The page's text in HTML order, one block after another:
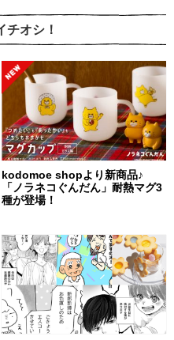
チオシ！
kodomoe shopより新商品♪
「ノラネコぐんだん」耐熱マグ3
種が登場！